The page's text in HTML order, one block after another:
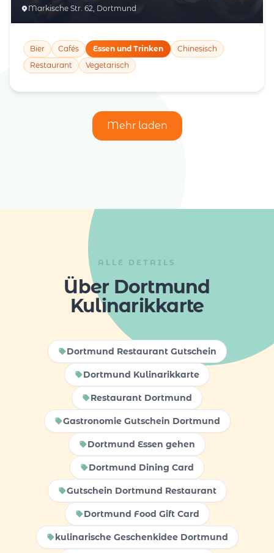
Markische Str. 62, Dortmund
Bier Cafés Essen und Trinken
Chinesisch
Restaurant
Vegetarisch
Mehr laden
ALLE DETAILS
Über Dortmund
Kulinarikkarte
Dortmund Restaurant Gutschein
Dortmund Kulinarikkarte
Restaurant Dortmund
Gastronomie Gutschein Dortmund
Dortmund Essen gehen
Dortmund Dining Card
Gutschein Dortmund Restaurant
Dortmund Food Gift Card
kulinarische Geschenkidee Dortmund